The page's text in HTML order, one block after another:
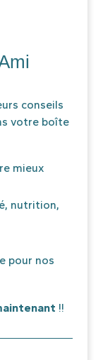
conseils
votre boîte
mieux
nutrition,
pour nos
!!